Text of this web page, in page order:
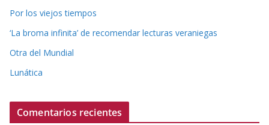
Por los viejos tiempos
‘La broma infinita’ de recomendar lecturas veraniegas
Otra del Mundial
Lunática
Comentarios recientes